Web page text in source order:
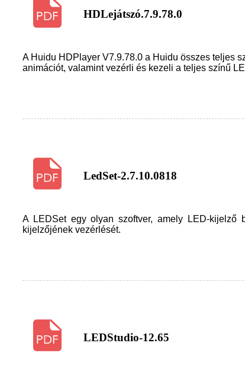
HDLejátszó.7.9.78.0
A Huidu HDPlayer V7.9.78.0 a Huidu összes teljes
animációt, valamint vezérli és kezeli a teljes színű
LedSet-2.7.10.0818
A LEDSet egy olyan szoftver, amely LED-
kijelzőjének vezérlését.
LEDStudio-12.65